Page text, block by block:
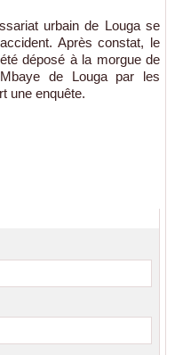
urbain de Louga se
Après constat, le
déposé à la morgue de
Mbaye de Louga par les
une enquête.